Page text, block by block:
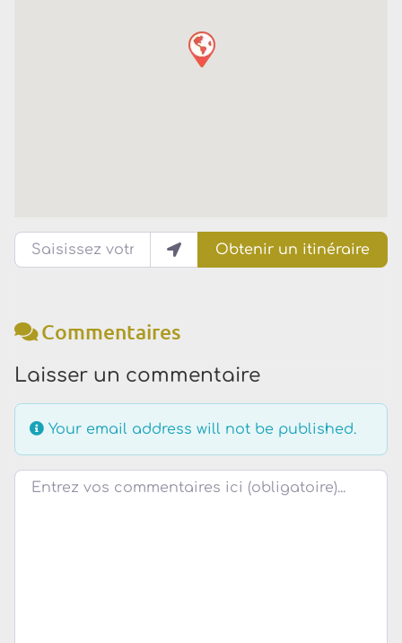
Saisissez votre lieu actuel
Obtenir un itinéraire
Commentaires
Laisser un commentaire
Your email address will not be published.
Review text